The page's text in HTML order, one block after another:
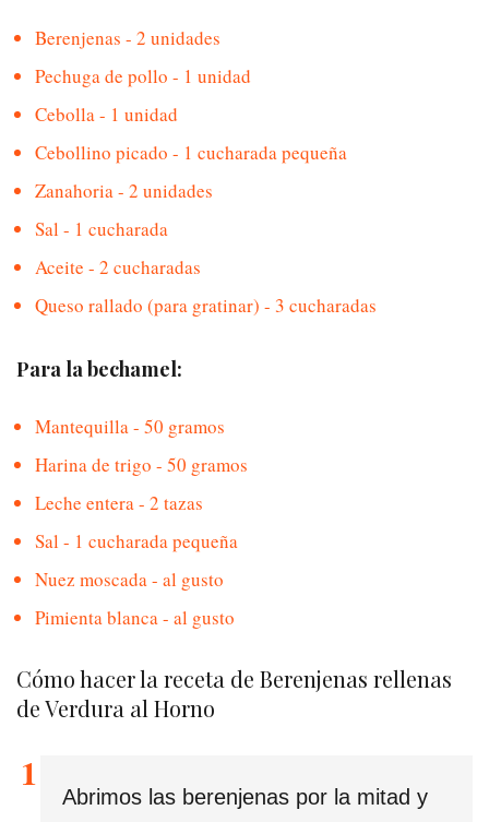
Berenjenas - 2 unidades
Pechuga de pollo - 1 unidad
Cebolla - 1 unidad
Cebollino picado - 1 cucharada pequeña
Zanahoria - 2 unidades
Sal - 1 cucharada
Aceite - 2 cucharadas
Queso rallado (para gratinar) - 3 cucharadas
Para la bechamel:
Mantequilla - 50 gramos
Harina de trigo - 50 gramos
Leche entera - 2 tazas
Sal - 1 cucharada pequeña
Nuez moscada - al gusto
Pimienta blanca - al gusto
Cómo hacer la receta de Berenjenas rellenas
de Verdura al Horno
Abrimos las berenjenas por la mitad y